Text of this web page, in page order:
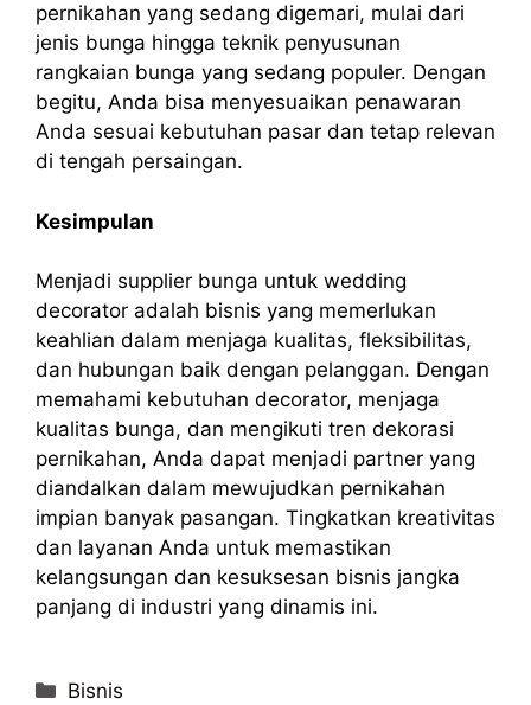
pernikahan yang sedang digemari, mulai dari
jenis bunga hingga teknik penyusunan
rangkaian bunga yang sedang populer. Dengan
begitu, Anda bisa menyesuaikan penawaran
Anda sesuai kebutuhan pasar dan tetap relevan
di tengah persaingan.
Kesimpulan
Menjadi supplier bunga untuk wedding
decorator adalah bisnis yang memerlukan
keahlian dalam menjaga kualitas, fleksibilitas,
dan hubungan baik dengan pelanggan. Dengan
memahami kebutuhan decorator, menjaga
kualitas bunga, dan mengikuti tren dekorasi
pernikahan, Anda dapat menjadi partner yang
diandalkan dalam mewujudkan pernikahan
impian banyak pasangan. Tingkatkan kreativitas
dan layanan Anda untuk memastikan
kelangsungan dan kesuksesan bisnis jangka
panjang di industri yang dinamis ini.
Categories
Bisnis